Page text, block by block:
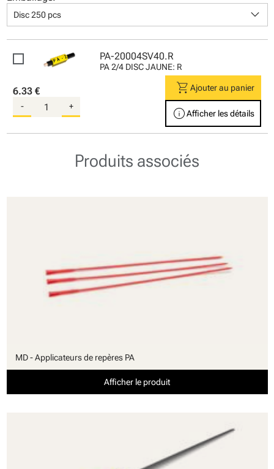
Disc 250 pcs keyboard_arrow_down
PA-20004SV40.R
PA 2/4 DISC JAUNE: R
6.33 €
- +
shopping_cart Ajouter au panier
infoAfficher les détails
Produits associés
MD - Applicateurs de repères PA
Afficher le produit